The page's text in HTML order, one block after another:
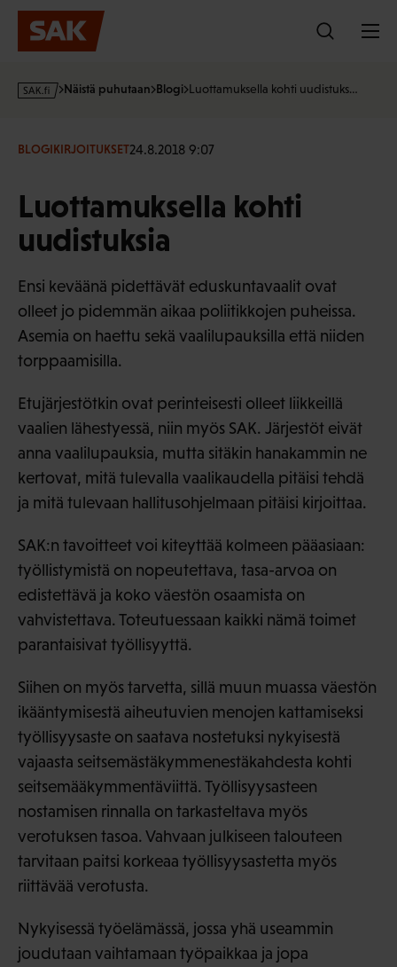
Hyppää
sisältöön
s
·
Näistä puhutaan Blogi Luottamuksella kohti uudistuks…
BLOGIKIRJOITUKSET24.8.2018 9:07
Luottamuksella kohti
uudistuksia
Ensi keväänä pidettävät eduskuntavaalit ovat
olleet jo pidemmän aikaa poliitikkojen puheissa.
Asemia on haettu sekä vaalilupauksilla että niiden
torppaamisilla.
Etujärjestötkin ovat perinteisesti olleet liikkeillä
vaalien lähestyessä, niin myös SAK. Järjestöt eivät
anna vaalilupauksia, mutta sitäkin hanakammin ne
kertovat, mitä tulevalla vaalikaudella pitäisi tehdä
ja mitä tulevaan hallitusohjelmaan pitäisi kirjoittaa.
SAK:n tavoitteet voi kiteyttää kolmeen pääasiaan:
työllistymistä on nopeutettava, tasa-arvoa on
edistettävä ja koko väestön osaamista on
vahvistettava. Toteutuessaan kaikki nämä toimet
parantaisivat työllisyyttä.
Siihen on myös tarvetta, sillä muun muassa väestön
ikääntymisestä aiheutuvien menojen kattamiseksi
työllisyysaste on saatava nostetuksi nykyisestä
vajaasta seitsemästäkymmenestäkahdesta kohti
seitsemääkymmentäviittä. Työllisyysasteen
nostamisen rinnalla on tarkasteltava myös
verotuksen tasoa. Vahvaan julkiseen talouteen
tarvitaan paitsi korkeaa työllisyysastetta myös
riittävää verotusta.
Nykyisessä työelämässä, jossa yhä useammin
joudutaan vaihtamaan työpaikkaa ja jopa